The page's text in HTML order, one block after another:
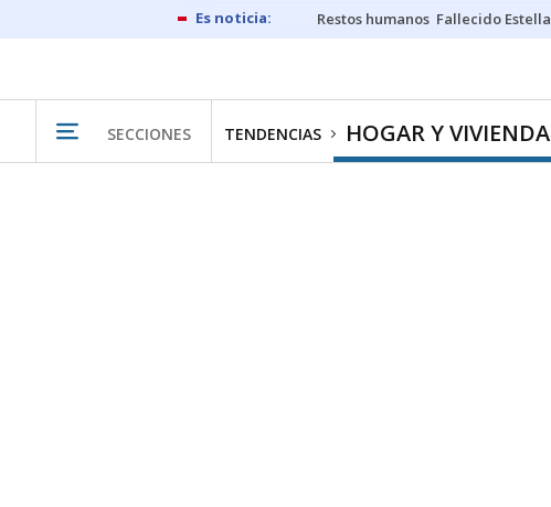
Restos humanos Fallecido Estella
SECCIONES TENDENCIAS HOGAR Y VIVIENDA